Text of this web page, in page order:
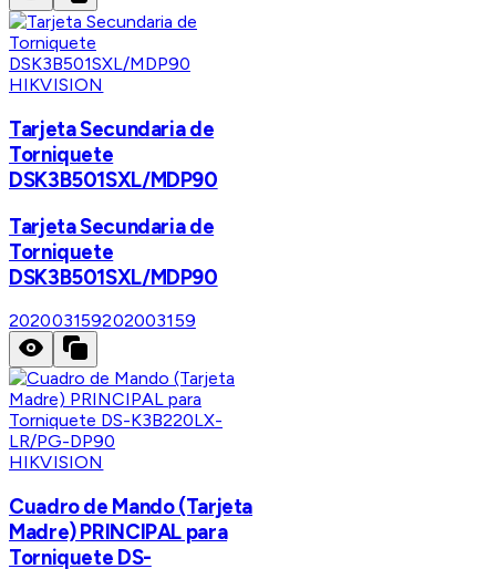
HIKVISION
Tarjeta Secundaria de
Torniquete
DSK3B501SXL/MDP90
Tarjeta Secundaria de
Torniquete
DSK3B501SXL/MDP90
202003159202003159
HIKVISION
Cuadro de Mando (Tarjeta
Madre) PRINCIPAL para
Torniquete DS-